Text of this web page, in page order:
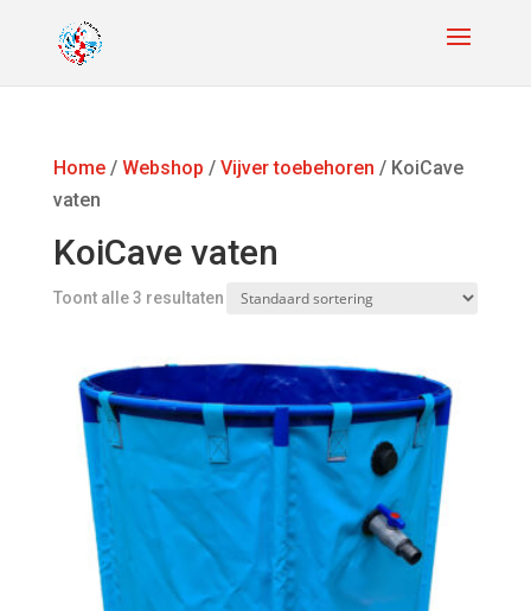
Home/ Webshop / Vijver toebehoren / KoiCave
vaten
KoiCave vaten
Toont alle 3 resultaten